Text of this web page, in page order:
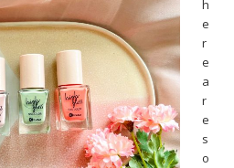
h
e
r
e
a
r
e
s
o